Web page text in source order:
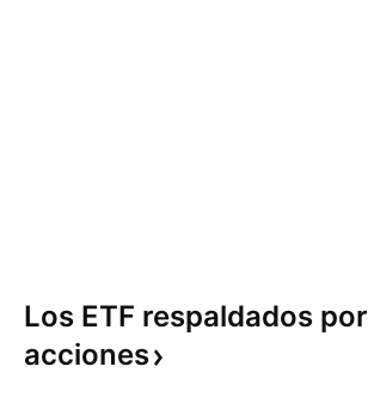
Los ETF respaldados por
acciones